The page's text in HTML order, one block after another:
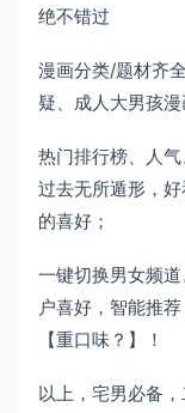
绝不错过
漫画分类/题材齐
疑、成人大男孩
热门排行榜、人
过去无所遁形，
的喜好；
一键切换男女频
户喜好，智能推
【重口味？】！
以上，宅男必备